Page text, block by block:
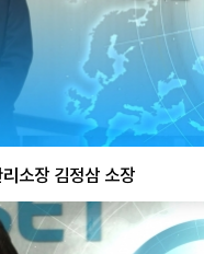
소장 김정삼 소장